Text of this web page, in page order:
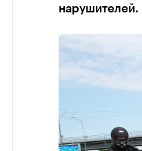
нарушителей.